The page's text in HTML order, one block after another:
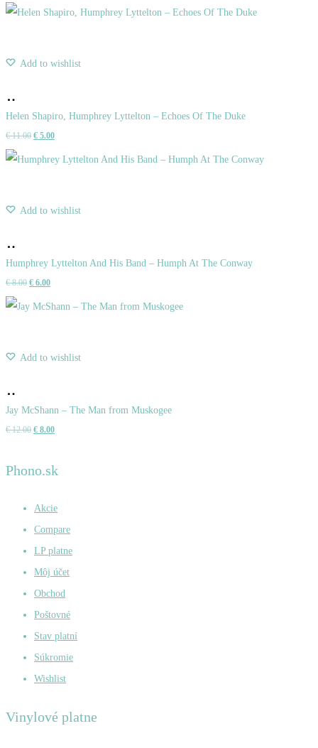
Add to wishlist
do
košíka
Helen Shapiro, Humphrey Lyttelton – Echoes Of The Duke
€11.00 Pôvodná
€ 5.00Aktuálna
Add to wishlist
do
košíka
Humphrey Lyttelton And His Band – Humph At The Conway
€8.00 Pôvodná
€ 6.00Aktuálna
Add to wishlist
do
košíka
Jay McShann – The Man from Muskogee
€12.00 Pôvodná
€ 8.00Aktuálna
Phono.sk
Akcie
Compare
LP platne
Môj účet
Obchod
Poštovné
Stav platní
Súkromie
Wishlist
Vinylové platne